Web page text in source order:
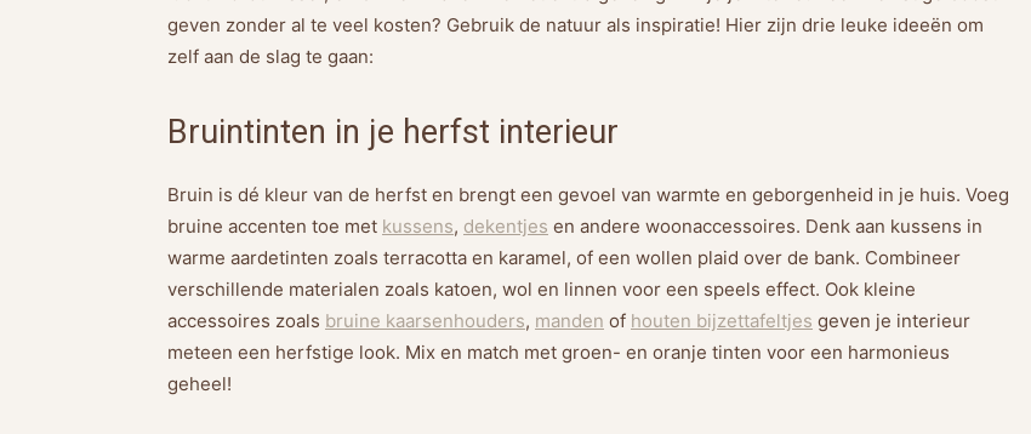
geven zonder al te veel kosten? Gebruik de natuur als inspiratie! Hier zijn drie leuke ideeën om
zelf aan de slag te gaan:
Bruintinten in je herfst interieur
Bruin is dé kleur van de herfst en brengt een gevoel van warmte en geborgenheid in je huis. Voeg
bruine accenten toe met kussens, dekentjes en andere woonaccessoires. Denk aan kussens in
warme aardetinten zoals terracotta en karamel, of een wollen plaid over de bank. Combineer
verschillende materialen zoals katoen, wol en linnen voor een speels effect. Ook kleine
accessoires zoals bruine kaarsenhouders, manden of houten bijzettafeltjes geven je interieur
meteen een herfstige look. Mix en match met groen- en oranje tinten voor een harmonieus
geheel!